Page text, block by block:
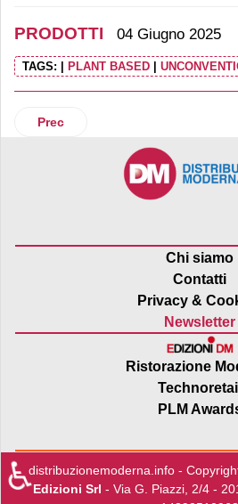
PRODOTTI 04 Giugno 2025
TAGS: PLANT BASED
Articolo precedente: La patata
Prec
Chi siamo
Contatti
Privacy &
Newsletter
Ristorazione
Technoretail
PLM
distribuzionemoderna.info -
Edizioni Srl - Via G. Piazzi, 2/4 -